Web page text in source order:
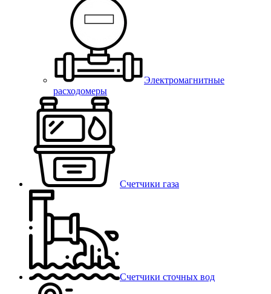
Электромагнитные
расходомеры
Счетчики газа
Счетчики сточных вод